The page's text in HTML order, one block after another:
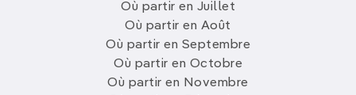
Où partir en Juillet
Où partir en Août
Où partir en Septembre
Où partir en Octobre
Où partir en Novembre